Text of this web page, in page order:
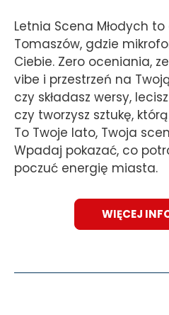
Letnia Scena Młodych
Tomaszów, gdzie
Ciebie. Zero oceniania,
vibe i przestrzeń na
czy składasz wersy,
czy tworzysz sztukę,
To Twoje lato, Twoja
Wpadaj pokazać, co
poczuć energię miasta.
WIĘCEJ